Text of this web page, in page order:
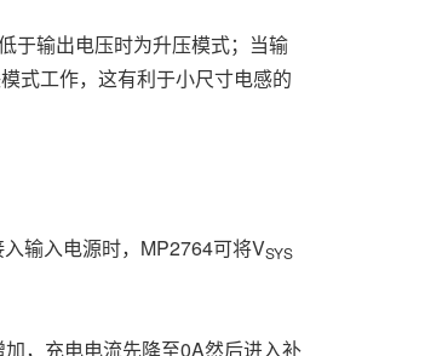
于输出电压时为升压模式；当输
式工作，这有利于小尺寸电感的
输入电源时，MP2764可将VSYS
，充电电流先降至0A然后进入补